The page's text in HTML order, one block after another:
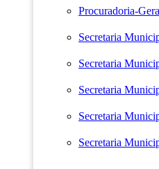
Procuradoria-
Secretaria
Secretaria
Secretaria
Secretaria
Secretaria